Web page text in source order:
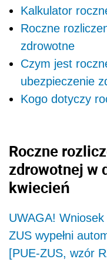
Kalkulator
Roczne
zdrowotne
Czym jest
ubezpieczenie
Kogo dotyczy
Roczne
zdrowotnej w
kwiecień
UWAGA!
ZUS wypełni
[PUE-ZUS, wzór